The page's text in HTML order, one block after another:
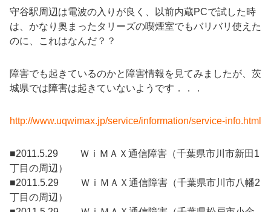
守谷駅周辺は電波の入りが良く、以前内蔵PCで試した時
は、かなり奥まったタリーズの喫煙室でもバリバリ使えた
のに、これはなんだ？？
障害でも起きているのかと障害情報を見てみましたが、茨
城県では障害は起きていないようです．．．
http://www.uqwimax.jp/service/information/service-info.html
■2011.5.29 ＷｉＭＡＸ通信障害（千葉県市川市新田1
丁目の周辺）
■2011.5.29 ＷｉＭＡＸ通信障害（千葉県市川市八幡2
丁目の周辺）